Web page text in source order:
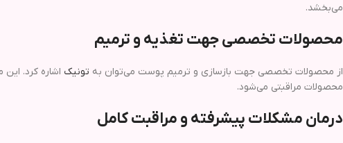
می‌بخشد.
محصولات تخصصی جهت تغذیه و ترمیم
از محصولات تخصصی جهت بازسازی و ترمیم پوست می‌توان به تونیک
محصولات مراقبتی می‌شود.
درمان مشکلات پیشرفته و مراقبت کامل